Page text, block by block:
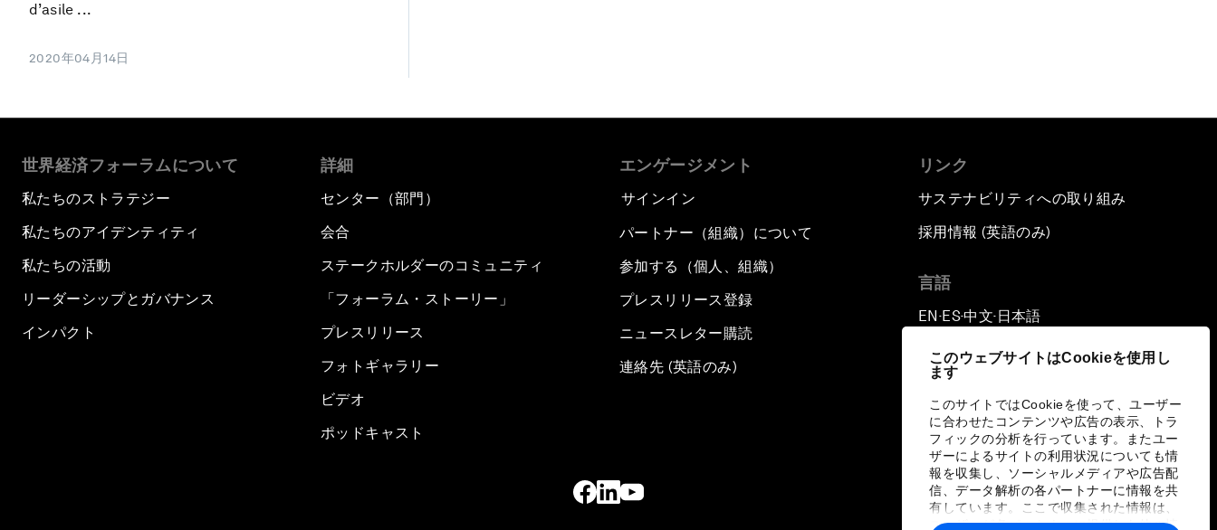
このウェブサイトはCookieを使用し
ます
このサイトではCookieを使って、ユーザー
に合わせたコンテンツや広告の表示、トラ
フィックの分析を行っています。またユー
ザーによるサイトの利用状況についても情
報を収集し、ソーシャルメディアや広告配
信、データ解析の各パートナーに情報を共
有しています。ここで収集された情報は、
ユーザーが各パートナーに提供した他の情
d’asile ...
2020年04月14日
世界経済フォーラムについて
私たちのストラテジー
私たちのアイデンティティ
私たちの活動
リーダーシップとガバナンス
インパクト
詳細
センター（部門）
会合
ステークホルダーのコミュニティ
「フォーラム・ストーリー」
プレスリリース
フォトギャラリー
ビデオ
ポッドキャスト
エンゲージメント
サインイン
パートナー（組織）について
参加する（個人、組織）
プレスリリース登録
ニュースレター購読
連絡先 (英語のみ)
リンク
サステナビリティへの取り組み
採用情報 (英語のみ)
言語
EN ▪ ES▪中文▪ 日本語